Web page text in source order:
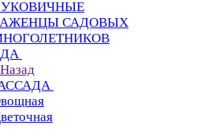
САДОВЫХ
Назад